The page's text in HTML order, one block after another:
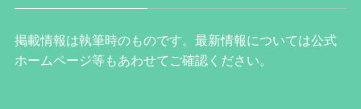
掲載情報は執筆時のものです。最新情報については公式
ホームページ等もあわせてご確認ください。